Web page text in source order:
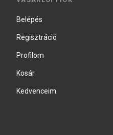
Belépés
Regisztráció
Profilom
Kosár
Kedvenceim